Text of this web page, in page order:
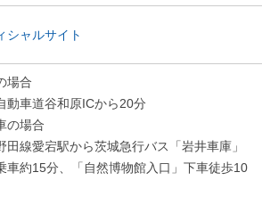
シャルサイト
場合
動車道谷和原ICから20分
の場合
田線愛宕駅から茨城急行バス「岩井車庫」
車約15分、「自然博物館入口」下車徒歩10